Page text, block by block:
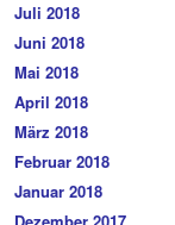
Juli 2018
Juni 2018
Mai 2018
April 2018
März 2018
Februar 2018
Januar 2018